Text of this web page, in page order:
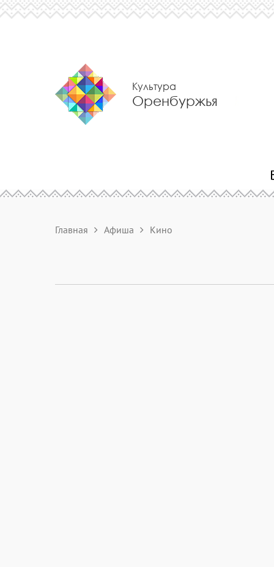
Культура
Оренбуржья
Главная Афиша Кино